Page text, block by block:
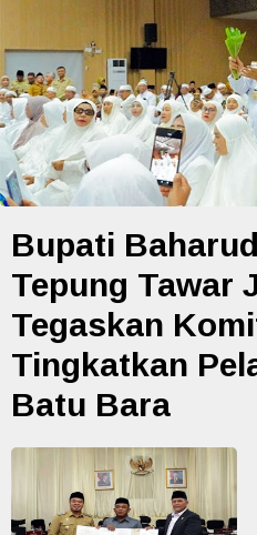
Bupati
Tepung Tawar
Tegaskan
Tingkatkan
Batu Bara